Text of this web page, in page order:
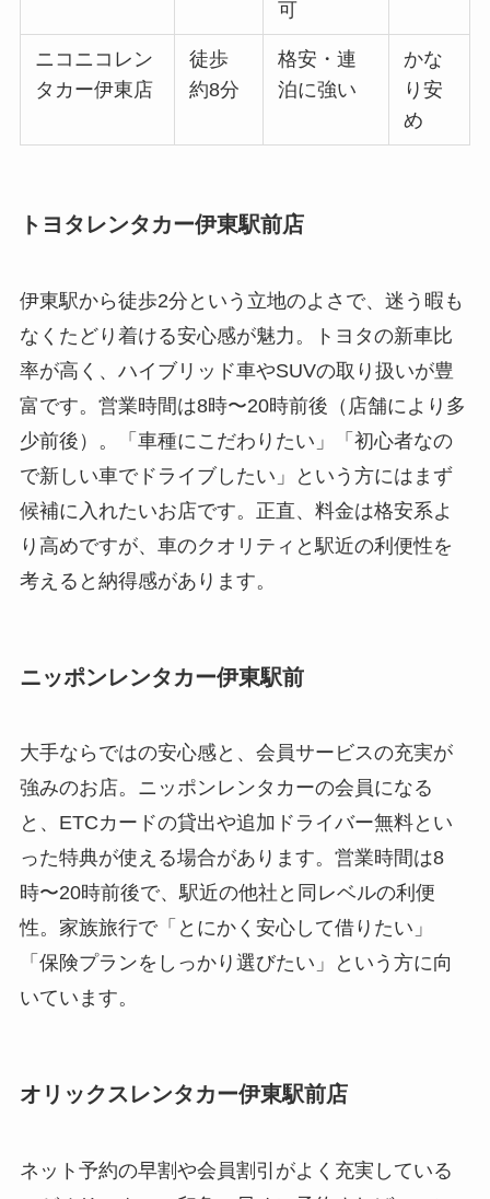
可
ニコニコレン
タカー伊東店
徒歩
約8分
格安・連
泊に強い
かな
り安
め
トヨタレンタカー伊東駅前店
伊東駅から徒歩2分という立地のよさで、迷う暇も
なくたどり着ける安心感が魅力。トヨタの新車比
率が高く、ハイブリッド車やSUVの取り扱いが豊
富です。営業時間は8時〜20時前後（店舗により多
少前後）。「車種にこだわりたい」「初心者なの
で新しい車でドライブしたい」という方にはまず
候補に入れたいお店です。正直、料金は格安系よ
り高めですが、車のクオリティと駅近の利便性を
考えると納得感があります。
ニッポンレンタカー伊東駅前
大手ならではの安心感と、会員サービスの充実が
強みのお店。ニッポンレンタカーの会員になる
と、ETCカードの貸出や追加ドライバー無料とい
った特典が使える場合があります。営業時間は8
時〜20時前後で、駅近の他社と同レベルの利便
性。家族旅行で「とにかく安心して借りたい」
「保険プランをしっかり選びたい」という方に向
いています。
オリックスレンタカー伊東駅前店
ネット予約の早割や会員割引がよく充実している